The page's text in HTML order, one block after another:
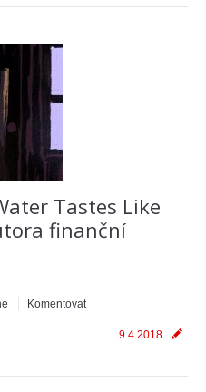
Tastes Like
finanční
Komentovat
9.4.2018